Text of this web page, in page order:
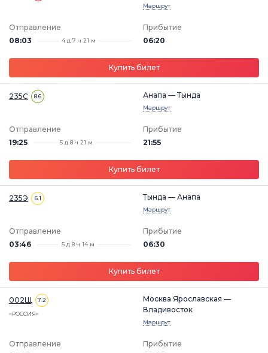
Маршрут
Отправление
08:03
4 д 7 ч 21 м
Прибытие
06:20
Купить билет
235С 8.6 Анапа — Тында
Маршрут
Отправление
19:25
5 д 8 ч 21 м
Прибытие
21:55
Купить билет
235Э 6.1 Тында — Анапа
Маршрут
Отправление
03:46
5 д 8 ч 14 м
Прибытие
06:30
Купить билет
002Щ 7.2
«РОССИЯ»
Москва Ярославская —
Владивосток
Маршрут
Отправление
Прибытие